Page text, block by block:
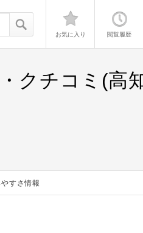
お気に入り 閲覧履歴
クチコミ(高
すさ情報